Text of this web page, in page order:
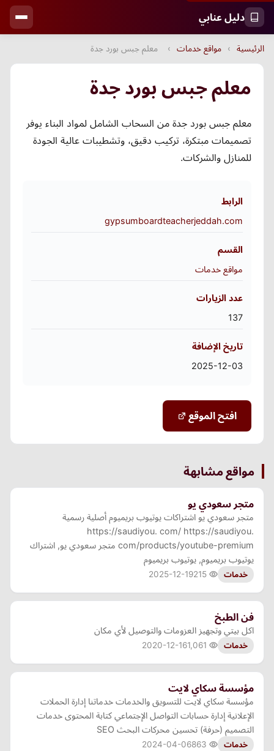
دليل عنابي
الرئيسية › مواقع خدمات › معلم جبس بورد جدة
معلم جبس بورد جدة
معلم جبس بورد جدة من السحاب الشامل لمواد البناء يوفر
تصميمات مبتكرة، تركيب دقيق، وتشطيبات عالية الجودة
للمنازل والشركات.
الرابط
gypsumboardteacherjeddah.com
القسم
مواقع خدمات
عدد الزيارات
137
تاريخ الإضافة
2025-12-03
افتح الموقع
مواقع مشابهة
متجر سعودي يو
متجر سعودي يو اشتراكات يوتيوب بريميوم أصلية رسمية
https://saudiyou. com/ https://saudiyou.
com/products/youtube-premium متجر سعودي يو, اشتراك
يوتيوب بريميوم, يوتيوب بريميوم
خدمات 2025-12-19
فن الطبخ
اكل بيتي وتجهيز العزومات والتوصيل لأي مكان
خدمات 2020-12-16
مؤسسة سكاي لايت
مؤسسة سكاي لايت للتسويق والخدمات خدماتنا إدارة الحملات
الإعلانية إدارة حسابات التواصل الإجتماعي كتابة المحتوى خدمات
التصميم (حرفة) تحسين محركات البحث SEO
خدمات 2024-04-06